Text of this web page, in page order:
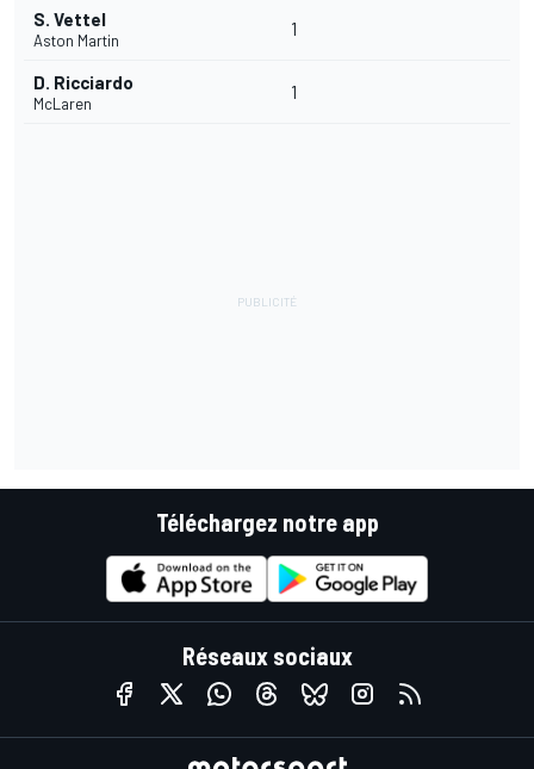
S. Vettel
Aston Martin
1
D. Ricciardo
McLaren
1
Téléchargez notre app
Réseaux sociaux